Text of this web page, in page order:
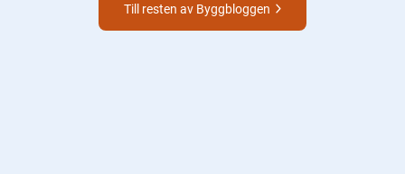
Till resten av Byggbloggen